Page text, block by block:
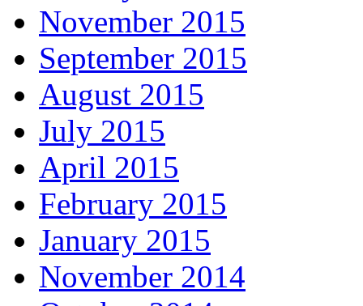
November 2015
September 2015
August 2015
July 2015
April 2015
February 2015
January 2015
November 2014